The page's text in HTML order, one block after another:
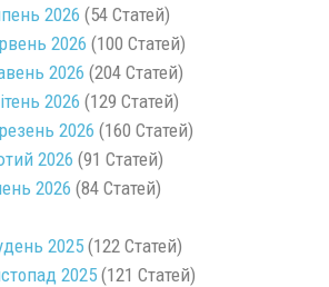
2026 (54 Статей)
2026 (100 Статей)
2026 (204 Статей)
2026 (129 Статей)
2026 (160 Статей)
2026 (91 Статей)
2026 (84 Статей)
2025(122 Статей)
2025(121 Статей)